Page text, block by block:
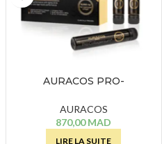
AURACOS PRO-
14 AMPOULES
AURACOS
870,00MAD
LIRE LA SUITE